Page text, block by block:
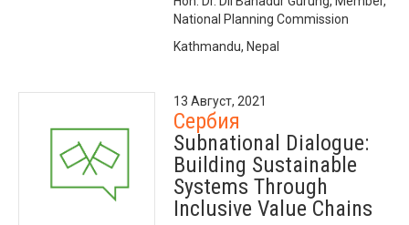
National Planning Commission
Kathmandu, Nepal
13 Август, 2021
Сербия
Subnational Dialogue:
Building Sustainable
Systems Through
Inclusive Value Chains